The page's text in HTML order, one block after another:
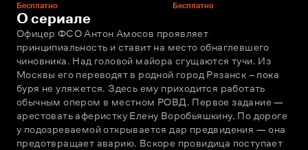
Бесплатно Бесплатно
О сериале
Офицер ФСО Антон Амосов проявляет
принципиальность и ставит на место обнаглевшего
чиновника. Над головой майора сгущаются тучи. Из
Москвы его переводят в родной город Рязанск – пока
буря не уляжется. Здесь ему приходится работать
обычным опером в местном РОВД. Первое задание —
арестовать аферистку Елену Воробьяшкину. По дороге
у подозреваемой открывается дар предвидения — она
предотвращает аварию. Вскоре провидица поступает